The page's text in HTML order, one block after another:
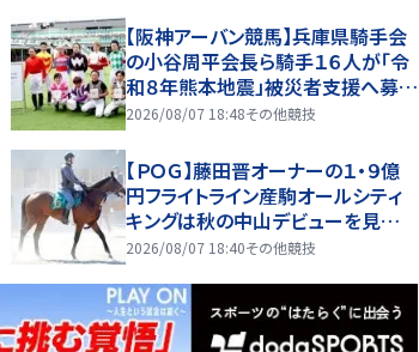
【阪神アーバン競馬】兵庫県騎手会
の小谷周平会長ら騎手１６人が「令
和８年熊本地震」被災者支援へ募金
活動
2026/08/07 18:48その他競技
【ＰＯＧ】藤田晋オーナーの１・９億
円フライトライン産駒オールシティ
キングは秋の中山デビューを見据え
る
2026/08/07 18:40その他競技